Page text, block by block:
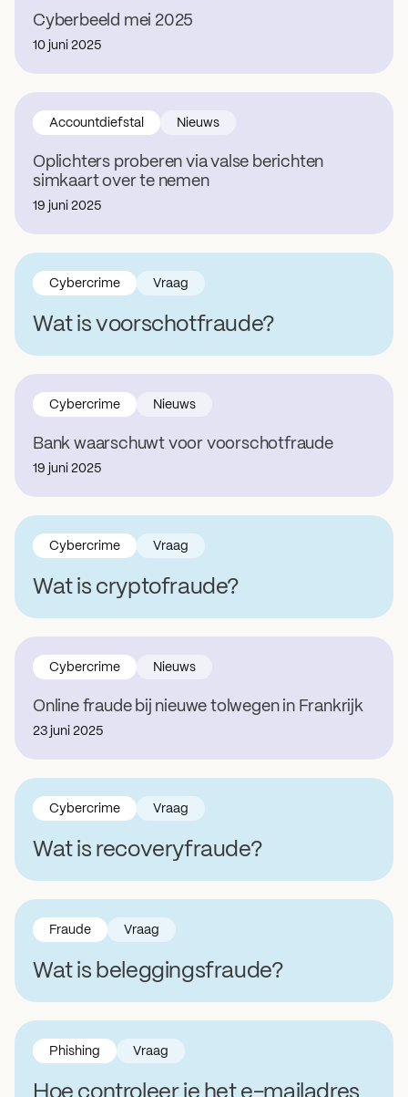
Cyberbeeld mei 2025
10 juni 2025
Oplichters proberen via valse berichten
simkaart over te nemen
Accountdiefstal Nieuws
19 juni 2025
Wat is voorschotfraude?
Cybercrime Vraag
Bank waarschuwt voor voorschotfraude
Cybercrime Nieuws
19 juni 2025
Wat is cryptofraude?
Cybercrime Vraag
Online fraude bij nieuwe tolwegen in Frankrijk
Cybercrime Nieuws
23 juni 2025
Wat is recoveryfraude?
Cybercrime Vraag
Wat is beleggingsfraude?
Fraude Vraag
Phishing Vraag